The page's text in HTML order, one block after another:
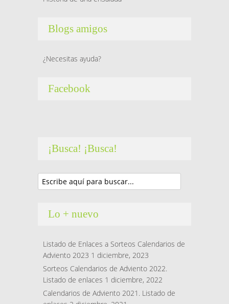
Blogs amigos
¿Necesitas ayuda?
Facebook
¡Busca! ¡Busca!
Lo + nuevo
Listado de Enlaces a Sorteos Calendarios de
Adviento 2023 1 diciembre, 2023
Sorteos Calendarios de Adviento 2022.
Listado de enlaces 1 diciembre, 2022
Calendarios de Adviento 2021. Listado de